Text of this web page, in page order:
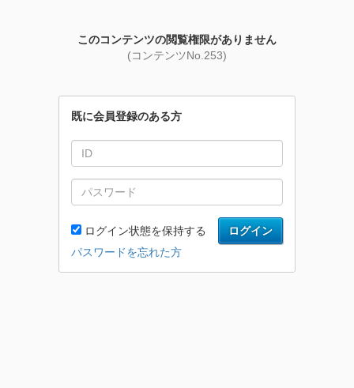
このコンテンツの閲覧権限がありません
(コンテンツNo.253)
既に会員登録のある方
ログイン
ログイン状態を保持する
パスワードを忘れた方